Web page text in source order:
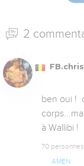
2
ben oui !
à Wallibi !
70
AMEN